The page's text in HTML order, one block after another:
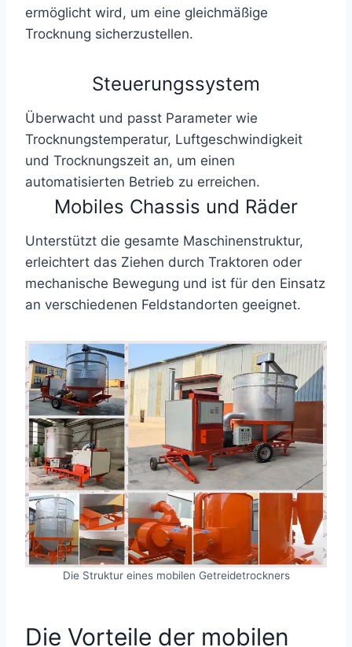
ermöglicht wird, um eine gleichmäßige
Trocknung sicherzustellen.
Steuerungssystem
Überwacht und passt Parameter wie
Trocknungstemperatur, Luftgeschwindigkeit
und Trocknungszeit an, um einen
automatisierten Betrieb zu erreichen.
Mobiles Chassis und Räder
Unterstützt die gesamte Maschinenstruktur,
erleichtert das Ziehen durch Traktoren oder
mechanische Bewegung und ist für den Einsatz
an verschiedenen Feldstandorten geeignet.
Die Struktur eines mobilen Getreidetrockners
Die Vorteile der mobilen